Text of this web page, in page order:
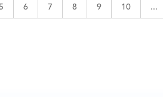
6 7 8 9 10 ...